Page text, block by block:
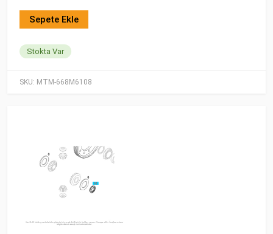
SKU: MTM-668M6108
Sepete Ekle
Stokta Var